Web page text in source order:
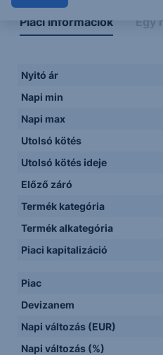
Piaci információk Egy
Nyitó ár
Napi min
Napi max
Utolsó kötés
Utolsó kötés ideje
Előző záró
Termék kategória
Termék alkategória
Piaci kapitalizáció
Piac
Devizanem
Napi változás (EUR)
Napi változás (%)